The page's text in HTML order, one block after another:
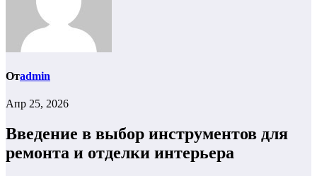
Отadmin
Апр 25, 2026
Введение в выбор инструментов для
ремонта и отделки интерьера